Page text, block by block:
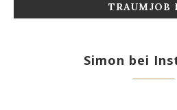
TRAUMJOB
Simon bei